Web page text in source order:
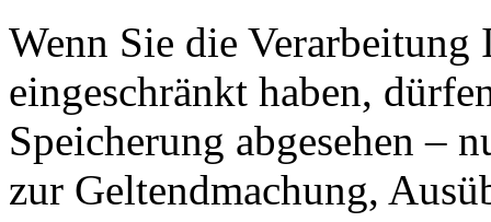
Wenn Sie die Verarbeitung
eingeschränkt haben,
Speicherung abgesehen
zur Geltendmachung,